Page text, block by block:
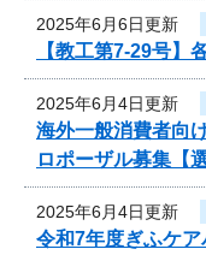
2025年6月6日更新
【教工第7-29号】
2025年6月4日更新
海外一般消費者向
ロポーザル募集【
2025年6月4日更新
令和7年度ぎふケ